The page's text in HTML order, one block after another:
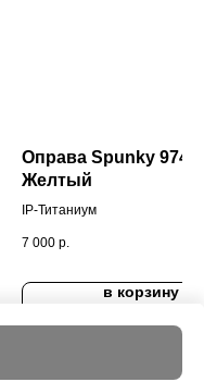
Оправа Spunky 9745
Желтый
IP-Титаниум
7 000 р.
в корзину